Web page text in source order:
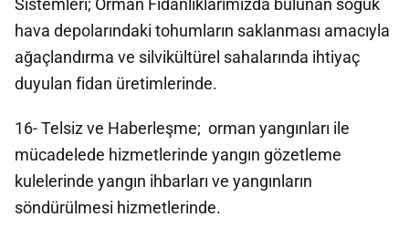
Sistemleri; Orman Fidanlıklarımızda bulunan soğuk
hava depolarındaki tohumların saklanması amacıyla
ağaçlandırma ve silvikültürel sahalarında ihtiyaç
duyulan fidan üretimlerinde.
16- Telsiz ve Haberleşme; orman yangınları ile
mücadelede hizmetlerinde yangın gözetleme
kulelerinde yangın ihbarları ve yangınların
söndürülmesi hizmetlerinde.